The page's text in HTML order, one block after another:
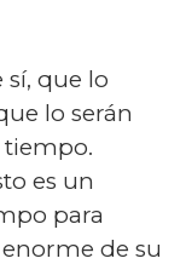
sí, que lo
lo serán
tiempo.
es un
para
de su